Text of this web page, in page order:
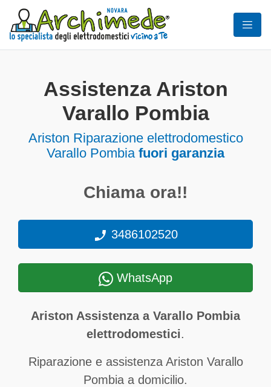
Assistenza Ariston
Varallo Pombia
Ariston Riparazione elettrodomestico
Varallo Pombia fuori garanzia
Chiama ora!!
3486102520
WhatsApp
Ariston Assistenza a Varallo Pombia
elettrodomestici.
Riparazione e assistenza Ariston Varallo
Pombia a domicilio.